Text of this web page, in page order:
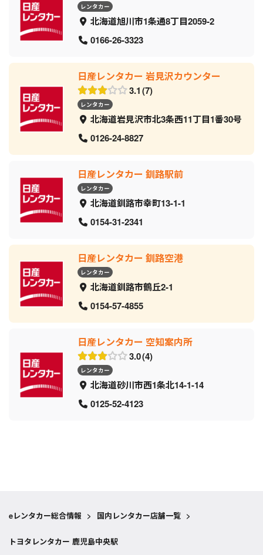
レンタカー
北海道旭川市1条通8丁目2059‐2
0166-26-3323
日産レンタカー 岩見沢カウンター
3.1 7
レンタカー
北海道岩見沢市北3条西11丁目1番30号
0126-24-8827
日産レンタカー 釧路駅前
レンタカー
北海道釧路市幸町13-1-1
0154-31-2341
日産レンタカー 釧路空港
レンタカー
北海道釧路市鶴丘2-1
0154-57-4855
日産レンタカー 空知案内所
3.0 4
レンタカー
北海道砂川市西1条北14-1-14
0125-52-4123
eレンタカー総合情報 > 国内レンタカー店舗一覧 >
トヨタレンタカー 鹿児島中央駅